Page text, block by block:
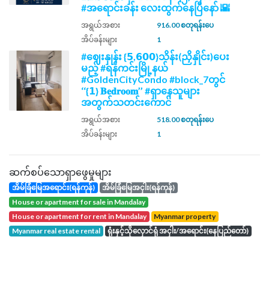
#အရောင်းခန်း လေးထွက်နေပြီနော် 🌇
အရွယ်အစား
916.00 စတုရန်းပေ
အိပ်ခန်းများ
1
#ဈေးနှုန်း {𝟱,𝟲𝟬𝟬}သိန်း(ညှိနှိုင်း)ပေး
မည့် #ရန်ကင်းမြို့နယ်
#GoldenCityCondo #block_7တွင်
‘‘{𝟭} 𝐁𝐞𝐝𝐫𝐨𝐨𝐦’’ #ရှာနေသူများ
အတွက်သတင်းကောင်
အရွယ်အစား
518.00 စတုရန်းပေ
အိပ်ခန်းများ
1
ဆက်စပ်သောရှာဖွေမှုများ
အိမ်ခြံမြေအရောင်း(ရန်ကုန်)
အိမ်ခြံမြေအငှါး(ရန်ကုန်)
house or apartment for sale in Mandalay
house or apartment for rent in Mandalay
Myanmar property
Myanmar real estate rental
ရုံးနှင့်သိုလှောင်ရုံ အငှါး/အရောင်း(နေပြည်တော်)